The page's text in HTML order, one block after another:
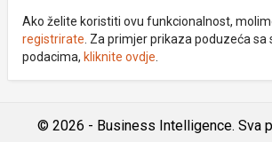
Ako želite koristiti ovu funkcionalnost,
registrirate . Za primjer prikaza poduzeća
podacima, kliknite ovdje
© 2026 - Business Intelligence. Sva